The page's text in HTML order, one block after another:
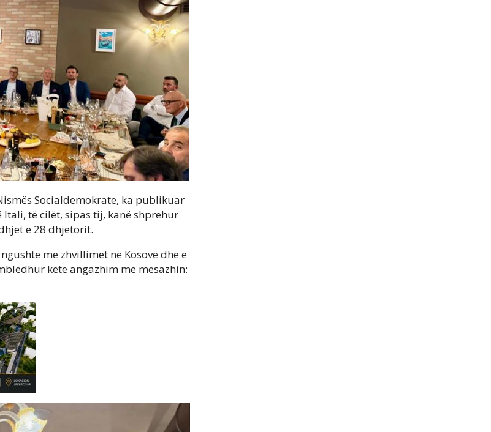
Socialdemokrate, ka publikuar
të cilët, sipas tij, kanë shprehur
e 28 dhjetorit.
me zhvillimet në Kosovë dhe e
këtë angazhim me mesazhin: